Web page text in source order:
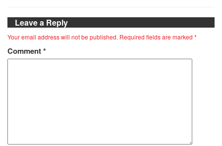
Leave a Reply
Your email address will not be published. Required fields are marked *
Comment*